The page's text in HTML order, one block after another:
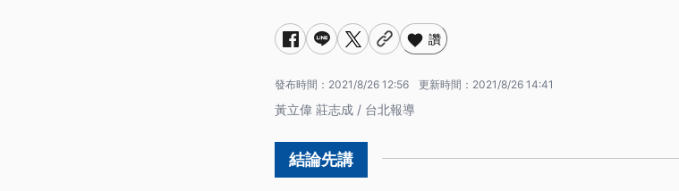
讚
發布時間： 2021/8/26 12:56 更新時間： 2021/8/26 14:41
黃立偉 莊志成 / 台北報導